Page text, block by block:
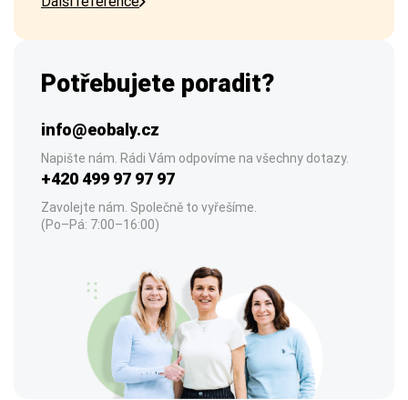
Potřebujete poradit?
info@eobaly.cz
Napište nám. Rádi Vám odpovíme na všechny dotazy.
+420 499 97 97 97
Zavolejte nám. Společně to vyřešíme.
(Po–Pá: 7:00–16:00)